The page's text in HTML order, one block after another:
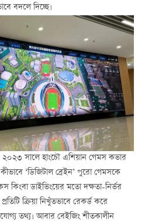
বদলে দিচ্ছে।
সালে হাংচৌ এশিয়ান গেমস কভার
‘ডিজিটাল ব্রেইন’ পুরো গেমসকে
কিংবা ডাইভিংয়ের মতো দক্ষতা-নির্ভর
ক্রিয়া নিখুঁতভাবে রেকর্ড করে
তথ্য। আবার বেইজিং শীতকালীন